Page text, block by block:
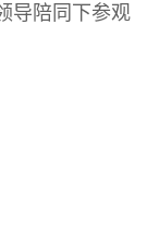
导陪同下参观